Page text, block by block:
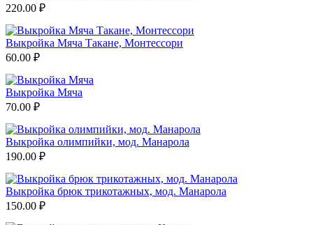
220.00 ₽
Выкройка Мяча Такане, Монтессори
60.00 ₽
Выкройка Мяча
70.00 ₽
Выкройка олимпийки, мод. Манарола
190.00 ₽
Выкройка брюк трикотажных, мод. Манарола
150.00 ₽